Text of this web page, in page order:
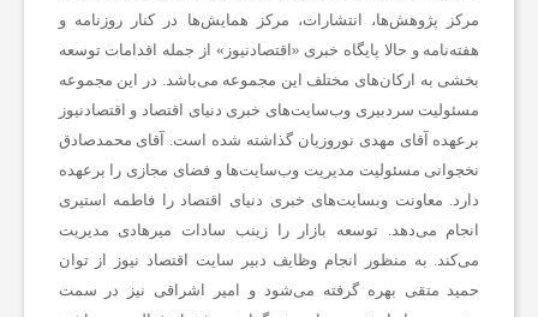
مرکز پژوهش‌ها، انتشارات، مرکز همایش‌ها در کنار روزنامه و
هفته‌نامه و حالا پایگاه خبری «اقتصادنیوز» از جمله اقدامات توسعه
بخشی به ارکان‌های مختلف این مجموعه می‌باشد. در این مجموعه
مسئولیت سردبیری وب‌سایت‌های خبری دنیای اقتصاد و اقتصادنیوز
برعهده آقای مهدی نوروزیان گذاشته شده است. آقای محمدصادق
نخجوانی مسئولیت مدیریت وب‌سایت‌ها و فضای مجازی را برعهده
دارد. معاونت وبسایت‌های خبری دنیای اقتصاد را فاطمه استیری
انجام می‌دهد. توسعه بازار را زینب سادات میرهادی مدیریت
می‌کند. به منظور انجام وظایف دبیر سایت اقتصاد نیوز از توان
حمید متقی بهره گرفته می‌شود و امیر اشراقی نیز در سمت